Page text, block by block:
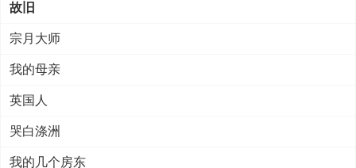
故旧
宗月大师
我的母亲
英国人
哭白涤洲
我的几个房东